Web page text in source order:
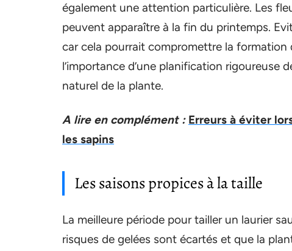
également une attention particulière. Les
peuvent apparaître à la fin du printemps.
car cela pourrait compromettre la
l’importance d’une planification rigoureuse
naturel de la plante.
A lire en complément : Erreurs à éviter
les sapins
Les saisons propices à la taille
La meilleure période pour tailler un laurier
risques de gelées sont écartés et que la